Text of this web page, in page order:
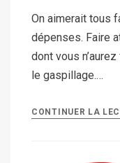
On aimerait tous
dépenses. Faire
dont vous
le gaspillage.…
CONTINUER LA